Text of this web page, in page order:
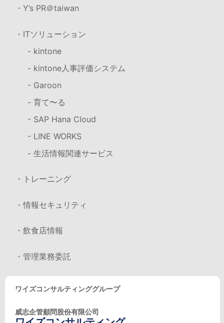
・Y’s PR＠taiwan
・ITソリューション
- kintone
- kintone人事評価システム
- Garoon
- 育て〜る
- SAP Hana Cloud
- LINE WORKS
- 生活情報関連サービス
・トレーニング
・情報セキュリティ
・飲食店情報
・管理業務委託
ワイズコンサルティンググループ
威志企管顧問股份有限公司